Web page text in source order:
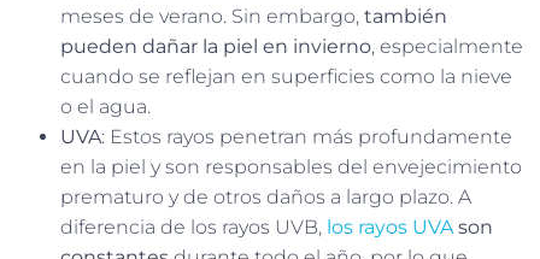
meses de verano. Sin embargo, también
pueden dañar la piel en invierno, especialmente
cuando se reflejan en superficies como la nieve
o el agua.
UVA: Estos rayos penetran más profundamente
en la piel y son responsables del envejecimiento
prematuro y de otros daños a largo plazo. A
diferencia de los rayos UVB, los rayos UVA son